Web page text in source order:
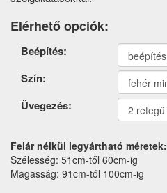
Elérhető opciók:
Termék
opciók
Beépítés:
Szín:
Üvegezés:
Felár nélkül legyártható méretek:
Szélesség: 51cm-től 60cm-ig
Magasság: 91cm-től 100cm-ig